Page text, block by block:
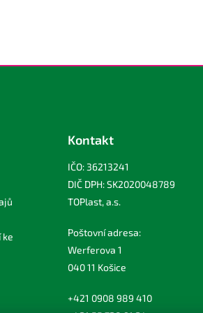
ke
Kontakt
IČO: 36213241
DIČ DPH: SK2020048789
TOPlast, a.s.
Poštovní adresa:
Werferova 1
040 11 Košice
+421 0908 989 410